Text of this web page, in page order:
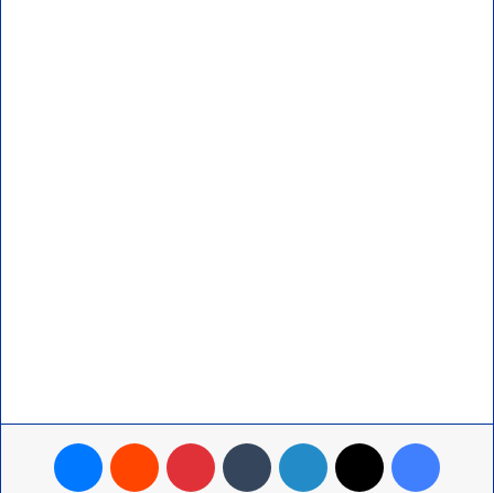
فيسبوك لينكدإن بينتيريست ماسنجر